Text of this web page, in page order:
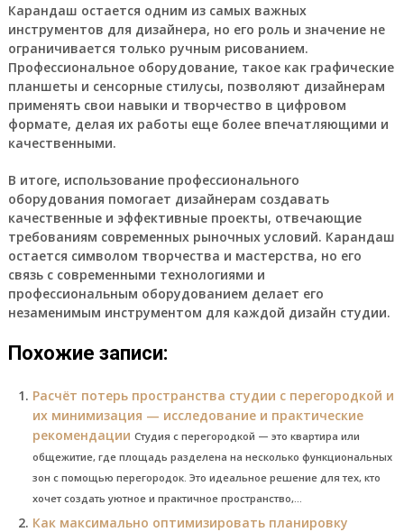
Карандаш остается одним из самых важных
инструментов для дизайнера, но его роль и значение не
ограничивается только ручным рисованием.
Профессиональное оборудование, такое как графические
планшеты и сенсорные стилусы, позволяют дизайнерам
применять свои навыки и творчество в цифровом
формате, делая их работы еще более впечатляющими и
качественными.
В итоге, использование профессионального
оборудования помогает дизайнерам создавать
качественные и эффективные проекты, отвечающие
требованиям современных рыночных условий. Карандаш
остается символом творчества и мастерства, но его
связь с современными технологиями и
профессиональным оборудованием делает его
незаменимым инструментом для каждой дизайн студии.
Похожие записи:
Расчёт потерь пространства студии с перегородкой и
их минимизация — исследование и практические
рекомендации Студия с перегородкой — это квартира или
общежитие, где площадь разделена на несколько функциональных
зон с помощью перегородок. Это идеальное решение для тех, кто
хочет создать уютное и практичное пространство,...
Как максимально оптимизировать планировку